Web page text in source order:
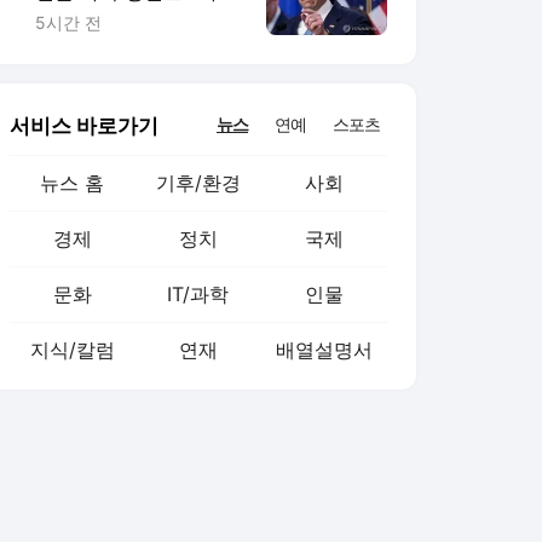
찬성표 확보(종합)
5시간 전
서비스 바로가기 뉴스 연예 스포츠
뉴스 홈 기후/환경 사회
경제 정치 국제
문화 IT/과학 인물
지식/칼럼 연재 배열설명서